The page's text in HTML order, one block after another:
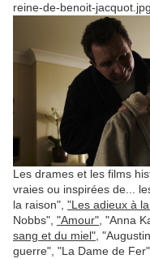
Les drames et les films
vraies ou inspirées de...
la raison", "Les adieux à
Nobbs", "Amour", "Anna
sang et du miel" ,
guerre", "La Dame de